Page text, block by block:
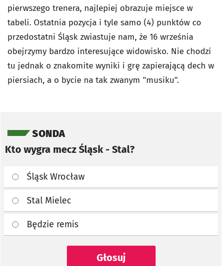
pierwszego trenera, najlepiej obrazuje miejsce w
tabeli. Ostatnia pozycja i tyle samo (4) punktów co
przedostatni Śląsk zwiastuje nam, że 16 września
obejrzymy bardzo interesujące widowisko. Nie chodzi
tu jednak o znakomite wyniki i grę zapierającą dech w
piersiach, a o bycie na tak zwanym "musiku".
SONDA
Kto wygra mecz Śląsk - Stal?
Śląsk Wrocław
Stal Mielec
Będzie remis
Głosuj